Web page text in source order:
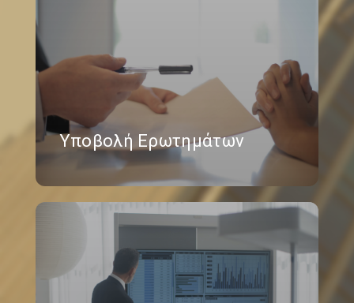
Υποβολή Ερωτημάτων